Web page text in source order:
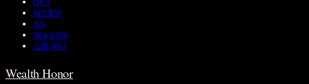
REVIEW
A/S
Wear & Pair
쇼룸 예약
Wealth Honor